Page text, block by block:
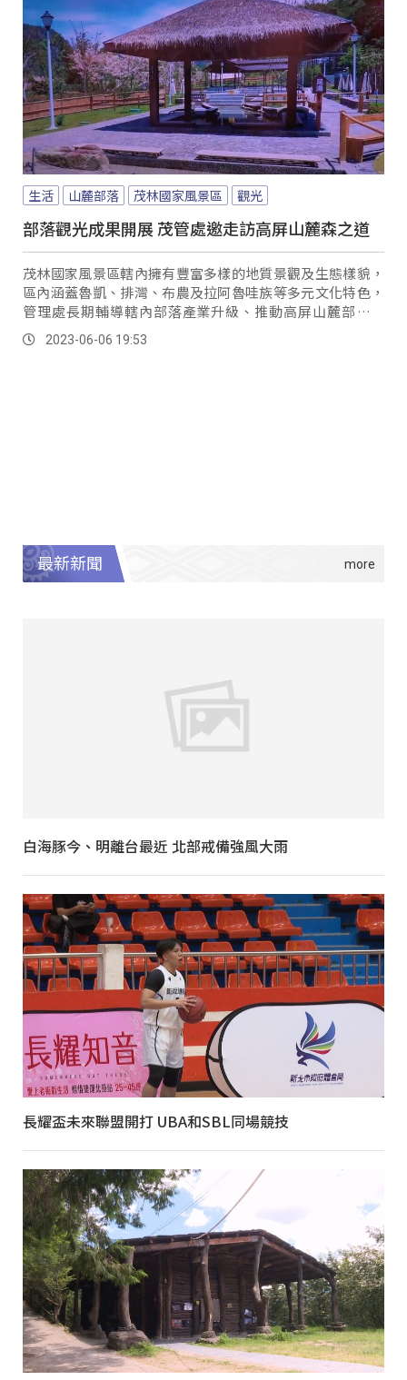
生活 山麓部落 茂林國家風景區 觀光
部落觀光成果開展 茂管處邀走訪高屏山麓森之道
茂林國家風景區轄內擁有豐富多樣的地質景觀及生態樣貌，
區內涵蓋魯凱、排灣、布農及拉阿魯哇族等多元文化特色，
管理處長期輔導轄內部落產業升級、推動高屏山麓部落旅
2023-06-06 19:53
最新新聞
白海豚今、明離台最近 北部戒備強風大雨
長耀盃未來聯盟開打 UBA和SBL同場競技